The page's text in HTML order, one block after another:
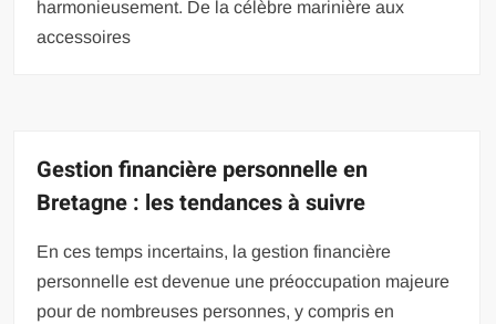
harmonieusement. De la célèbre marinière aux
accessoires
Gestion financière personnelle en
Bretagne : les tendances à suivre
En ces temps incertains, la gestion financière
personnelle est devenue une préoccupation majeure
pour de nombreuses personnes, y compris en